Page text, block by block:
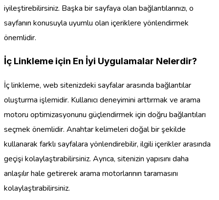
iyileştirebilirsiniz. Başka bir sayfaya olan bağlantılarınızı, o
sayfanın konusuyla uyumlu olan içeriklere yönlendirmek
önemlidir.
İç Linkleme için En İyi Uygulamalar Nelerdir?
İç linkleme, web sitenizdeki sayfalar arasında bağlantılar
oluşturma işlemidir. Kullanıcı deneyimini arttırmak ve arama
motoru optimizasyonunu güçlendirmek için doğru bağlantıları
seçmek önemlidir. Anahtar kelimeleri doğal bir şekilde
kullanarak farklı sayfalara yönlendirebilir, ilgili içerikler arasında
geçişi kolaylaştırabilirsiniz. Ayrıca, sitenizin yapısını daha
anlaşılır hale getirerek arama motorlarının taramasını
kolaylaştırabilirsiniz.